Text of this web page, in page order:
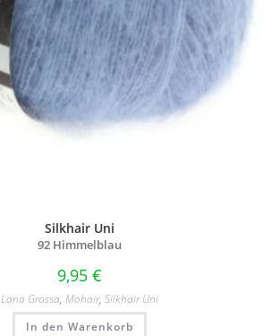
Silkhair Uni
92 Himmelblau
9,95 €
Lana Grossa, Mohair, Silkhair Uni
In den Warenkorb